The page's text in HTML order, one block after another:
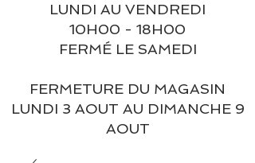
LUNDI AU VENDREDI
10H00 - 18H00
FERMÉ LE SAMEDI
FERMETURE DU MAGASIN
LUNDI 3 AOUT AU DIMANCHE 9
AOUT